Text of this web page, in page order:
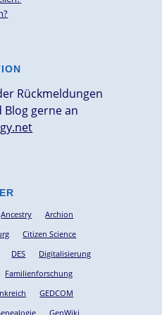
Rückmeldungen
Blog gerne an
Ancestry
Archion
Citizen Science
DES
Digitalisierung
Familienforschung
GEDCOM
GenWiki